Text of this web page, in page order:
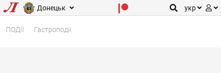
Донецьк укр
ПОДІЇ Гастроподії